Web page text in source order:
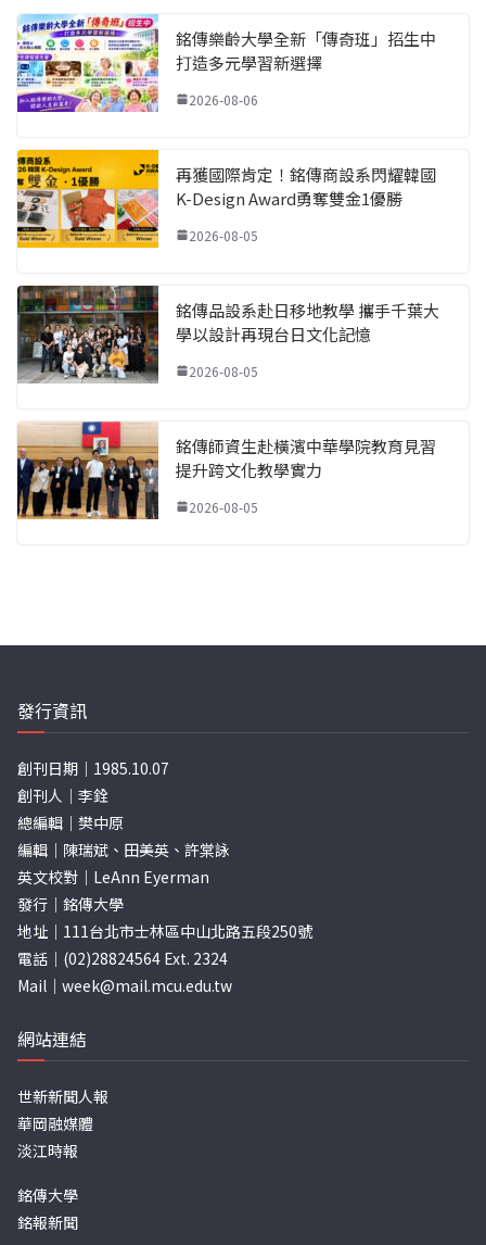
銘傳樂齡大學全新「傳奇班」招生中
打造多元學習新選擇
2026-08-06
再獲國際肯定！銘傳商設系閃耀韓國
K-Design Award勇奪雙金1優勝
2026-08-05
銘傳品設系赴日移地教學 攜手千葉大
學以設計再現台日文化記憶
2026-08-05
銘傳師資生赴橫濱中華學院教育見習
提升跨文化教學實力
2026-08-05
發行資訊
創刊日期｜1985.10.07
創刊人｜李銓
總編輯｜樊中原
編輯｜陳瑞斌、田美英、許棠詠
英文校對｜LeAnn Eyerman
發行｜銘傳大學
地址｜111台北市士林區中山北路五段250號
電話｜(02)28824564 Ext. 2324
Mail｜ week@mail.mcu.edu.tw
網站連結
世新新聞人報
華岡融媒體
淡江時報
銘傳大學
銘報新聞